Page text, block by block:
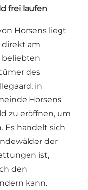
frei laufen
Horsens liegt
am
beliebten
des
in
Horsens
zu eröffnen, um
Es handelt sich
der
ist,
den
kann.